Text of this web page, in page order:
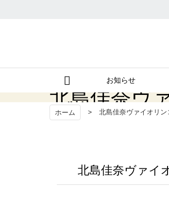
秩父宮記念市
お知らせ
北島佳奈ヴ
ホーム 北島佳奈ヴァイオリ
北島佳奈ヴァイ